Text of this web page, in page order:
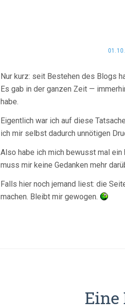
Nur kurz: seit Bestehen des Blogs
Es gab in der ganzen Zeit —
habe.
Eigentlich war ich auf diese
ich mir selbst dadurch unnötigen
Also habe ich mich bewusst mal
muss mir keine Gedanken mehr
Falls hier noch jemand liest: die
machen. Bleibt mir gewogen.
Eine